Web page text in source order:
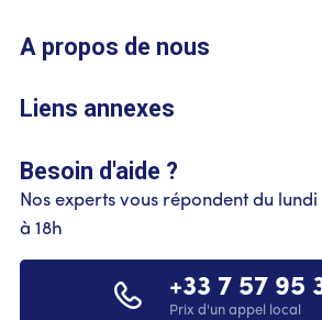
A propos de nous
Liens annexes
Besoin d'aide ?
Nos experts vous répondent du
à 18h
+33 7 57 95
Prix d'un appel local